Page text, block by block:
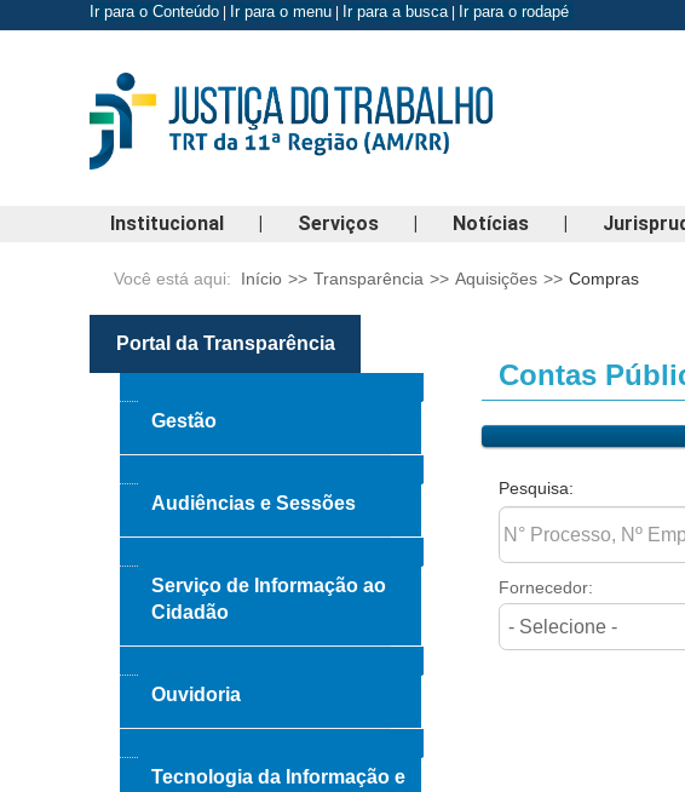
Ir para o Conteúdo Ir para o menu Ir para a busca| Ir para o rodapé
Institucional | Serviços | Notícias |
Você está aqui: Início >> Transparência >> Aquisições >> Compras
Contas
Pesquisa:
Fornecedor:
Portal da Transparência
Gestão
Audiências e Sessões
Serviço de Informação ao
Cidadão
Ouvidoria
Tecnologia da Informação e